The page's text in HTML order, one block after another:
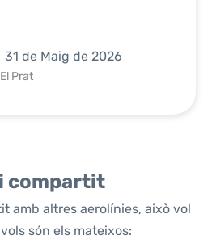
31 de Maig de 2026
Prat
compartit
amb altres aerolínies, això vol
són els mateixos: